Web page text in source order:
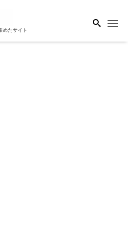
めたサイト